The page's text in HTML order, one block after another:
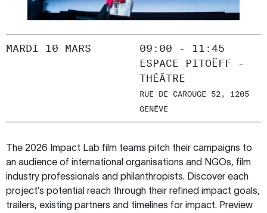
MARDI 10 MARS
09:00 - 11:45
ESPACE PITOËFF -
THÉÂTRE
RUE DE CAROUGE 52, 1205
GENÈVE
The 2026 Impact Lab film teams pitch their campaigns to
an audience of international organisations and NGOs, film
industry professionals and philanthropists. Discover each
project’s potential reach through their refined impact goals,
trailers, existing partners and timelines for impact. Preview